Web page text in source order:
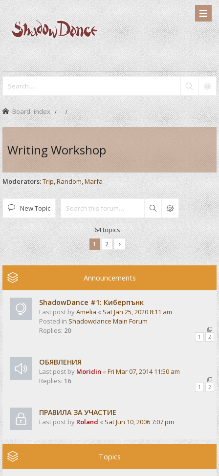
Board index
Writing Workshop
Moderators:Trip,Random,Marfa
New Topic Search
64 topics
1 2
Announcements
ShadowDance #1: Киберпънк
Last post byAmelia « Sat Jan 25, 2020 8:11 am
Posted in Shadowdance Main Forum
Replies: 20
1 2
ОБЯВЛЕНИЯ
Last post by Moridin « Fri Mar 07, 2014 11:50 am
Replies: 16
1 2
ПРАВИЛА ЗА УЧАСТИЕ
Last post by Roland « Sat Jun 10, 2006 7:07 pm
Topics